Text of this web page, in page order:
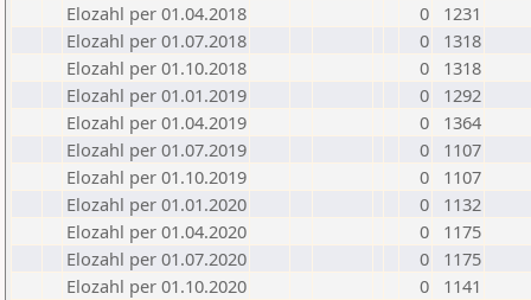
Elozahl per 01.04.2018
0
1231
Elozahl per 01.07.2018
0
1318
Elozahl per 01.10.2018
0
1318
Elozahl per 01.01.2019
0
1292
Elozahl per 01.04.2019
0
1364
Elozahl per 01.07.2019
0
1107
Elozahl per 01.10.2019
0
1107
Elozahl per 01.01.2020
0
1132
Elozahl per 01.04.2020
0
1175
Elozahl per 01.07.2020
0
1175
Elozahl per 01.10.2020
0
1141